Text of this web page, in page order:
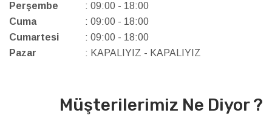
Perşembe
: 09:00 - 18:00
Cuma
: 09:00 - 18:00
Cumartesi
: 09:00 - 18:00
Pazar
: KAPALIYIZ - KAPALIYIZ
Müşterilerimiz Ne Diyor ?